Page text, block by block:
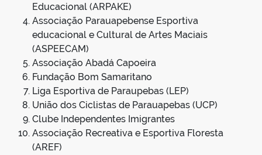
Educacional (ARPAKE)
Associação Parauapebense Esportiva
educacional e Cultural de Artes Maciais
(ASPEECAM)
Associação Abadá Capoeira
Fundação Bom Samaritano
Liga Esportiva de Paraupebas (LEP)
União dos Ciclistas de Parauapebas (UCP)
Clube Independentes Imigrantes
Associação Recreativa e Esportiva Floresta
(AREF)